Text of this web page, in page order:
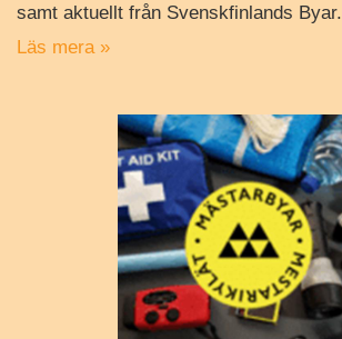
samt aktuellt från Svenskfinlands Byar.
Läs mera »